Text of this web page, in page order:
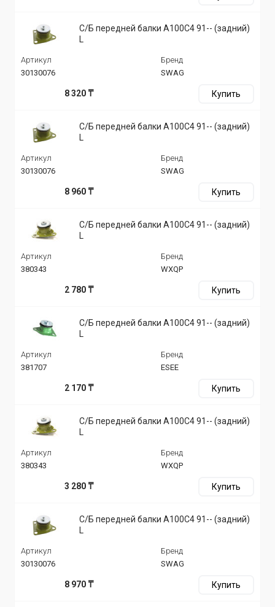
С/Б передней балки A100C4 91-- (задний)
L
Артикул
30130076
Бренд
SWAG
8 320 ₸ Купить
С/Б передней балки A100C4 91-- (задний)
L
Артикул
30130076
Бренд
SWAG
8 960 ₸ Купить
С/Б передней балки A100C4 91-- (задний)
L
Артикул
380343
Бренд
WXQP
2 780 ₸ Купить
С/Б передней балки A100C4 91-- (задний)
L
Артикул
381707
Бренд
ESEE
2 170 ₸ Купить
С/Б передней балки A100C4 91-- (задний)
L
Артикул
380343
Бренд
WXQP
3 280 ₸ Купить
С/Б передней балки A100C4 91-- (задний)
L
Артикул
30130076
Бренд
SWAG
8 970 ₸ Купить